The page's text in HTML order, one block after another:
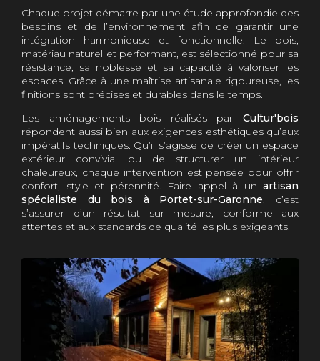
Chaque projet démarre par une étude approfondie des
besoins et de l’environnement afin de garantir une
intégration harmonieuse et fonctionnelle. Le bois,
matériau naturel et performant, est sélectionné pour sa
résistance, sa noblesse et sa capacité à valoriser les
espaces. Grâce à une maîtrise artisanale rigoureuse, les
finitions sont précises et durables dans le temps.
Les aménagements bois réalisés par Cultur'bois
répondent aussi bien aux exigences esthétiques qu’aux
impératifs techniques. Qu’il s’agisse de créer un espace
extérieur convivial ou de structurer un intérieur
chaleureux, chaque intervention est pensée pour offrir
confort, style et pérennité. Faire appel à un artisan
spécialiste du bois à Portet-sur-Garonne, c’est
s’assurer d’un résultat sur mesure, conforme aux
attentes et aux standards de qualité les plus exigeants.